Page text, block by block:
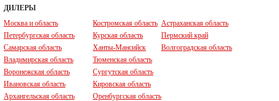
ДИЛЕРЫ
Москва и область
Петербургская область
Самарская область
Владимирская область
Воронежская область
Ивановская область
Архангельская область
Костромская область
Курская область
Ханты-Мансийск
Тюменская область
Сургутская область
Кировская область
Оренбургская область
Астраханская область
Пермский край
Волгоградская область